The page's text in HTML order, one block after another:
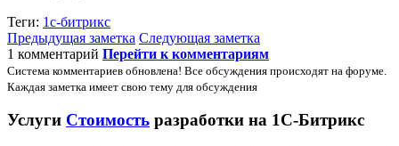
Теги: 1с-битрикс
Предыдущая заметка Следующая заметка
1 комментарий Перейти к комментариям
Система комментариев обновлена! Все обсуждения происходят на форуме.
Каждая заметка имеет свою тему для обсуждения
Услуги Стоимость разработки на 1С-Битрикс